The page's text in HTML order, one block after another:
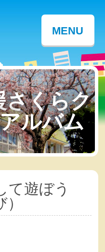
MENU
さくらク
ルバム
て遊ぼう